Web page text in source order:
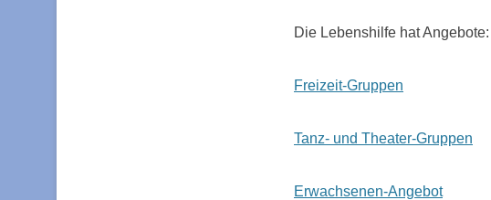
Die Lebenshilfe hat Angebote:
Freizeit-Gruppen
Tanz- und Theater-Gruppen
Erwachsenen-Angebot